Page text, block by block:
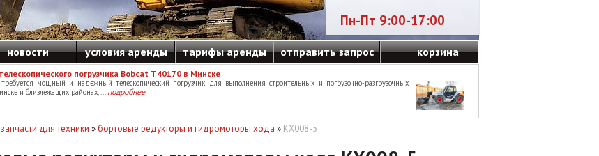
Пн-Пт 9:00-17:00
новости условия аренды тарифы аренды отправить запрос корзина
погрузчика Bobcat T40170 в Минске
мощный и надежный телескопический погрузчик для выполнения строительных и погрузочно-разгрузочных
и близлежащих районах, ... подробнее
запчасти для техники »бортовые редукторы и гидромоторы хода » KX008-5